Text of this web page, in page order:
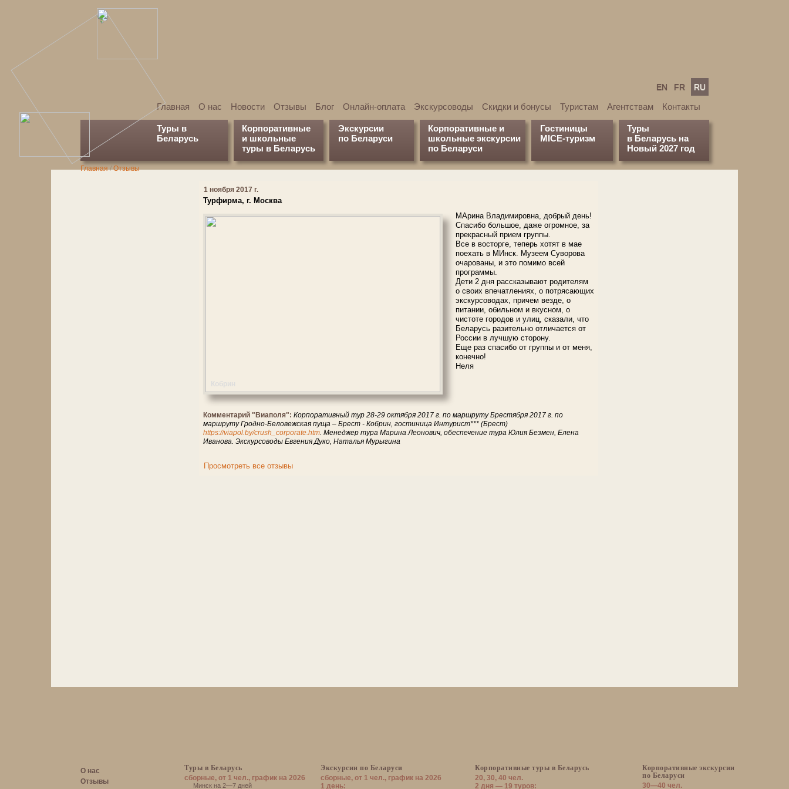
EN FR RU
Главная О нас Новости Отзывы Блог Онлайн-оплата Экскурсоводы Скидки и бонусы Туристам Агентствам Контакты
Туры в
Беларусь
Корпоративные
и школьные
туры в Беларусь
Экскурсии
по Беларуси
Корпоративные и
школьные экскурсии
по Беларуси
Гостиницы
MICE-туризм
Туры
в Беларусь на
Новый 2027 год
Главная/Отзывы
1 ноября 2017 г.
Турфирма, г. Москва
МАрина Владимировна, добрый день!
Спасибо большое, даже огромное, за
прекрасный прием группы.
Все в восторге, теперь хотят в мае
поехать в МИнск. Музеем Суворова
очарованы, и это помимо всей
программы.
Дети 2 дня рассказывают родителям
о своих впечатлениях, о потрясающих
экскурсоводах, причем везде, о
питании, обильном и вкусном, о
чистоте городов и улиц, сказали, что
Беларусь разительно отличается от
России в лучшую сторону.
Еще раз спасибо от группы и от меня,
конечно!
Неля
Комментарий "Виаполя": Корпоративный тур 28-29 октября 2017 г. по маршруту Брестября 2017 г. по
маршруту Гродно-Беловежская пуща – Брест - Кобрин, гостиница Интурист*** (Брест)
https://viapol.by/crush_corporate.htm. Менеджер тура Марина Леонович, обеспечение тура Юлия Безмен, Елена
Иванова. Экскурсоводы Евгения Дуко, Наталья Мурыгина
Просмотреть все отзывы
О нас
Отзывы
Туры в Беларусь
сборные, от 1 чел., график на 2026
Минск на 2—7 дней
Экскурсии по Беларуси
сборные, от 1 чел., график на 2026
1 день:
Корпоративные туры в Беларусь
20, 30, 40 чел.
2 дня — 19 туров:
Корпоративные экскурсии
по Беларуси
30—40 чел.